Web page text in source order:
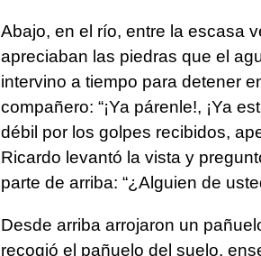
Abajo, en el río, entre la escasa
apreciaban las piedras que el
intervino a tiempo para detener
compañero: “¡Ya párenle!, ¡Ya
débil por los golpes recibidos,
Ricardo levantó la vista y
parte de arriba: “¿Alguien de
Desde arriba arrojaron un
recogió el pañuelo del suelo,